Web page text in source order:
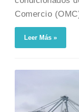
Comercio
Leer Más »